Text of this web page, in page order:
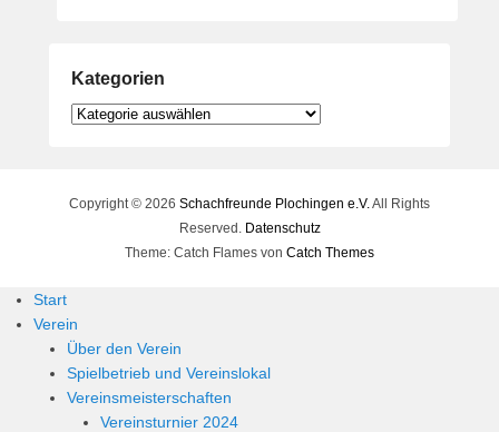
n
B
h
a
r
t
i
Kategorien
Kategorien
Copyright © 2026 Schachfreunde Plochingen e.V.All Rights
Reserved. Datenschutz
Theme: Catch Flames von Catch Themes
Start
Verein
Über den Verein
Spielbetrieb und Vereinslokal
Vereinsmeisterschaften
Vereinsturnier 2024